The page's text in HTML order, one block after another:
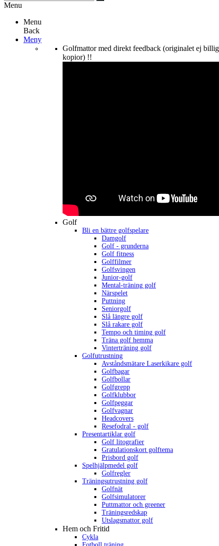
Menu
Menu
Back
Meny
Golfmattor med direkt feedback (originalet ej
kopior) !!
Golf
Bli en bättre golfspelare
Damgolf
Golf - grunderna
Golf fitness
Golffilmer
Golfsvingen
Junior-golf
Mental-träning golf
Närspelet
Puttning
Seniorgolf
Slå längre golf
Slå rakare golf
Tempo och timing golf
Träna golf hemma
Vinterträning golf
Golfutrustning
Avståndsmätare Laserkikare golf
Golfbagar
Golfbollar
Golfgrepp
Golfklubbor
Golfpeggar
Golfvagnar
Headcovers
Resefodral - golf
Presentartiklar golf
Golf litografier
Gratulationskort golftema
Prisbord golf
Spelhjälpmedel golf
Golfregler
Träningsutrustning golf
Golfnät
Golfsimulatorer
Puttmattor och greener
Träningsredskap
Utslagsmattor golf
Hem och Fritid
Cykla